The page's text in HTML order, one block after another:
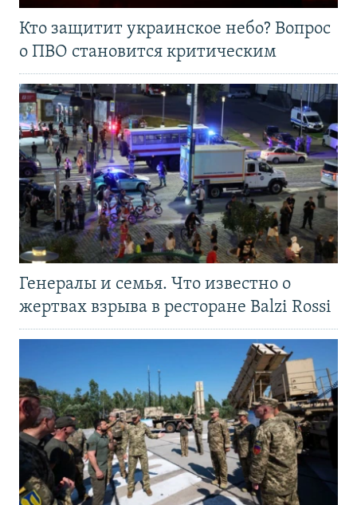
Кто защитит украинское небо? Вопрос
о ПВО становится критическим
Генералы и семья. Что известно о
жертвах взрыва в ресторане Balzi Rossi